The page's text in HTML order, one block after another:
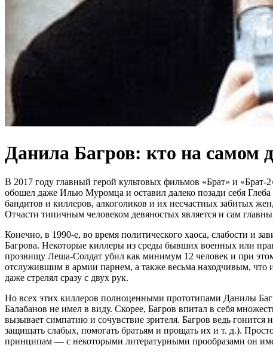
Данила Багров: кто на самом
В 2017 году главный герой культовых фильмов «Брат» и
обошел даже Илью Муромца и оставил далеко позади себя
бандитов и киллеров, алкоголиков и их несчастных забитых
Отчасти типичным человеком девяностых является и сам
Конечно, в 1990-е, во время политического хаоса, слабости и
Багрова. Некоторые киллеры из среды бывших военных или
прозвищу Леша-Солдат убил как минимум 12 человек и при
отслужившим в армии парнем, а также весьма находчивым, что
даже стрелял сразу с двух рук.
Но всех этих киллеров полноценными прототипами Данилы
Балабанов не имел в виду. Скорее, Багров впитал в себя
вызывает симпатию и сочувствие зрителя. Багров ведь
защищать слабых, помогать братьям и прощать их и т. д.).
принципам — с некоторыми литературными прообразами он